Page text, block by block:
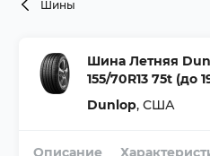
Шины
Шина Летняя
155/70R13 75t (до
Dunlop, США
Описание